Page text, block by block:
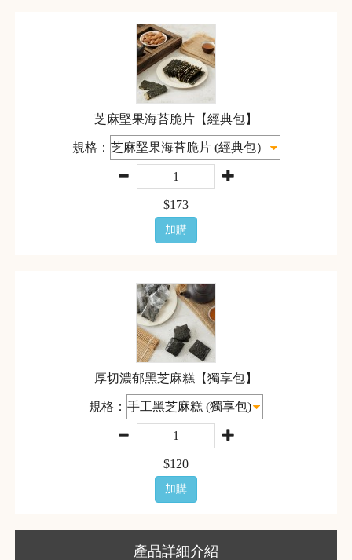
芝麻堅果海苔脆片【經典包】
規格：
$173
加購
厚切濃郁黑芝麻糕【獨享包】
規格：
$120
加購
產品詳細介紹